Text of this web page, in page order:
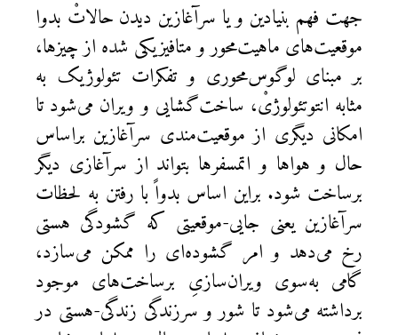
جهت فهم بنيادين و يا سرآغازين ديدن حالاتْ بدوا
موقعيت‌های ماهيت‌محور و متافيزيکی شده از چيزها،
بر مبنای لوگوس‌محوری و تفکرات تئولوژيک به
مثابه انتوتئولوژیْ، ساخت‌گشايی و ويران می‌‌شود تا
امکانی ديگری از موقعيت‌مندی سرآغازين براساس
حال و هوا‌ها و اتمسفرها بتواند از سرآغازی ديگر
برساخت شود. براين اساس بدواً با رفتن به لحظات
سرآغازين یعنی جایی-موقعیتی که گشودگی هستی
رخ می‌دهد و امر گشوده‌ای را ممکن می‌سازد،
گامی به‌سوی ویران‌سازیِ برساخت‌های موجود
برداشته می‌شود تا شور و سرزندگی زندگی-هستی در